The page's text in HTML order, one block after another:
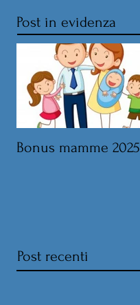
Post in evidenza
Bonus mamme 2025
Post recenti